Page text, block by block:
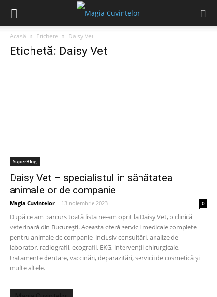
Acasă Etichete Daisy Vet
Etichetă: Daisy Vet
SuperBlog
Daisy Vet – specialistul în sănătatea
animalelor de companie
Magia Cuvintelor - 13 noiembrie 2023 0
După ce am parcurs toată lista ne-am oprit la Daisy Vet, o clinică
veterinară din București. Aceasta oferă servicii medicale complete
pentru animale de companie, inclusiv consultări, analize de
laborator, radiografii, ecografii, EKG, intervenții chirurgicale,
tratamente dentare, vaccinări, deparazitări, servicii de cosmetică și
multe altele.